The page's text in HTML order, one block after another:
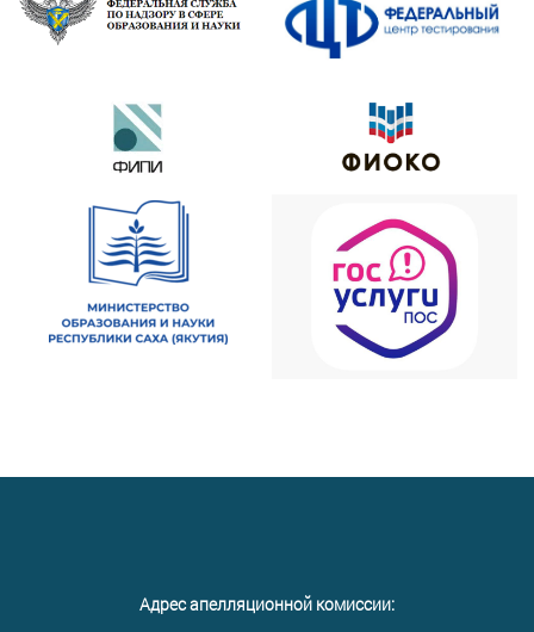
Адрес апелляционной комиссии: